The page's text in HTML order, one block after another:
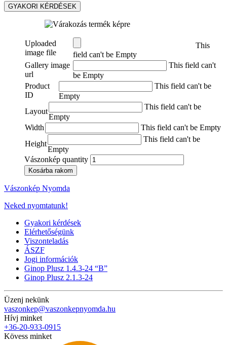
GYAKORI KÉRDÉSEK
Uploaded
image file
This
field can't be Empty
Gallery image
url
This field can't
be Empty
Product
ID
This field can't be
Empty
Layout
This field can't be
Empty
Width
This field can't be Empty
Height
This field can't be
Empty
Vászonkép quantity
Kosárba rakom
Vászonkép Nyomda
Neked nyomtatunk!
Gyakori kérdések
Elérhetőségünk
Viszonteladás
ÁSZF
Jogi információk
Ginop Plusz 1.4.3-24 “B”
Ginop Plusz 2.1.3-24
Üzenj nekünk
vaszonkep@vaszonkepnyomda.hu
Hívj minket
+36-20-933-0915
Kövess minket